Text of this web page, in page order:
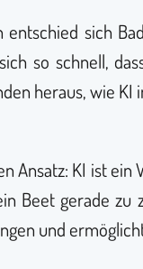
sich
so schnell,
heraus, wie
Ansatz: KI ist
Beet gerade
und